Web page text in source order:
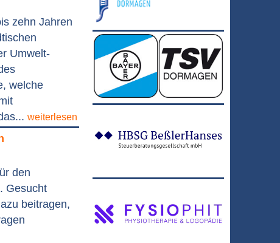
zehn Jahren
Umwelt-
welche
weiterlesen
den
Gesucht
beitragen,